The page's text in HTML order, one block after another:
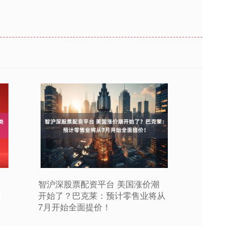
智沪深股票配资平台 美国涨价潮
开始了？巴克莱：预计零售业将从
7月开始全面提价！